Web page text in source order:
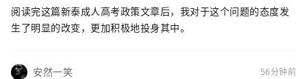
阅读完这篇新泰成人高考政策文章后，我对于这个问题的态度发
生了明显的改变，更加积极地投身其中。
安然一笑 56分钟前